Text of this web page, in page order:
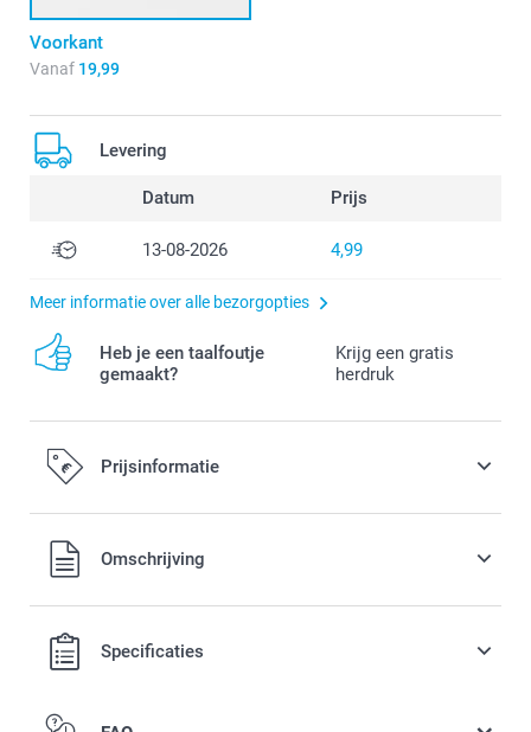
Voorkant
Vanaf 19,99
Levering
Datum Prijs
13-08-2026 4,99
Meer informatie over alle bezorgopties
Heb je een taalfoutje
gemaakt?
Krijg een gratis
herdruk
Prijsinformatie
Alle prijzen zijn in EURO (€) inclusief BTW en exclusief
verzendkosten.Omschrijving
Specificaties